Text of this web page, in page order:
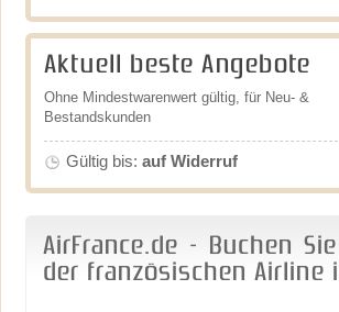
Aktuell beste Angebote
Ohne Mindestwarenwert gültig, für Neu- &
Bestandskunden
Gültig bis: auf Widerruf
AirFrance.de - Buchen
der französischen Airline